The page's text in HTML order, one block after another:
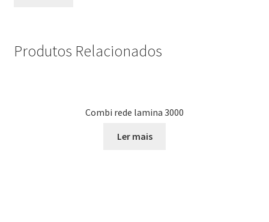
Produtos Relacionados
Combi rede lamina 3000
Ler mais